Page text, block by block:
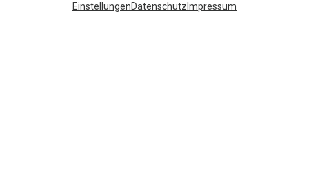
EinstellungenDatenschutz Impressum